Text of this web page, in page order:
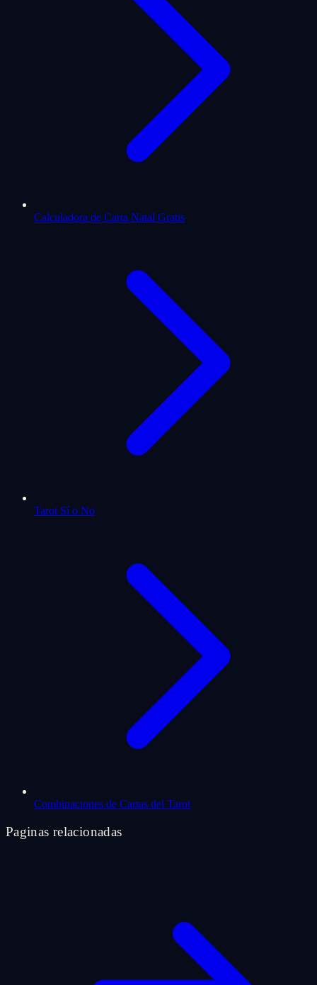
Calculadora de Carta Natal Gratis
Tarot Sí o No
Combinaciones de Cartas del Tarot
Paginas relacionadas